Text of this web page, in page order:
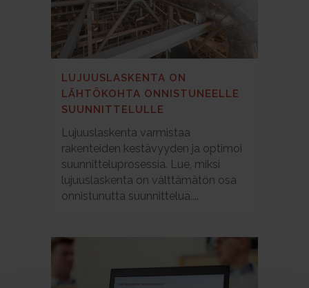
LUJUUSLASKENTA ON
LÄHTÖKOHTA ONNISTUNEELLE
SUUNNITTELULLE
Lujuuslaskenta varmistaa
rakenteiden kestävyyden ja optimoi
suunnitteluprosessia. Lue, miksi
lujuuslaskenta on välttämätön osa
onnistunutta suunnittelua....